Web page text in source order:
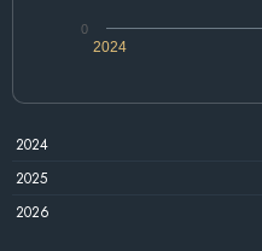
2024
0
2024
2025
2026